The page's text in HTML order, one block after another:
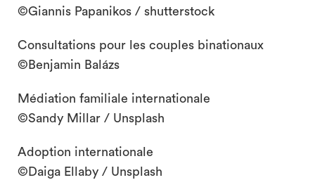
©Giannis Papanikos / shutterstock
Consultations pour les couples binationaux
©Benjamin Balázs
Médiation familiale internationale
©Sandy Millar / Unsplash
Adoption internationale
©Daiga Ellaby / Unsplash